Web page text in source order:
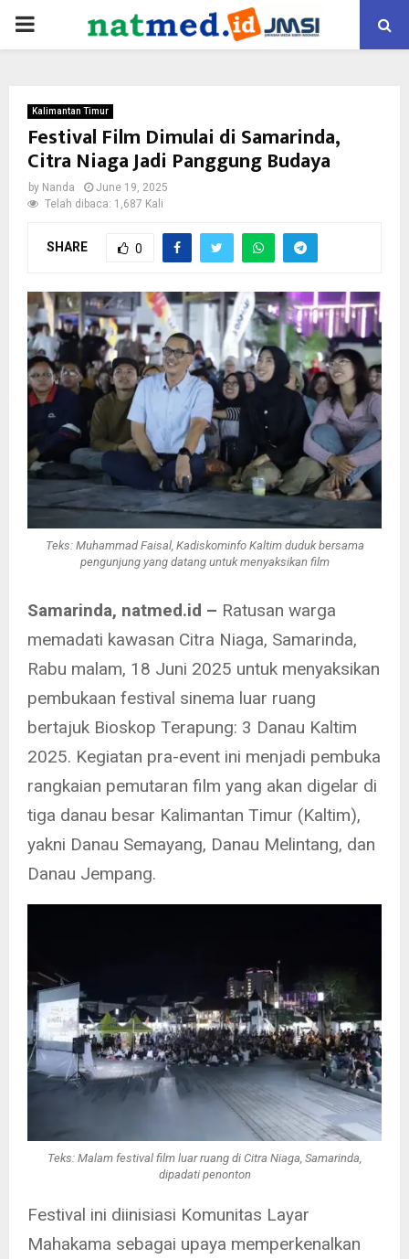
PRIMARY
Kalimantan Timur
Festival Film Dimulai di Samarinda,
Citra Niaga Jadi Panggung Budaya
by Nanda
June 19, 2025
Telah dibaca: 1,687 Kali
SHARE 0
Teks: Muhammad Faisal, Kadiskominfo Kaltim duduk bersama
pengunjung yang datang untuk menyaksikan film
Samarinda, natmed.id – Ratusan warga
memadati kawasan Citra Niaga, Samarinda,
Rabu malam, 18 Juni 2025 untuk menyaksikan
pembukaan festival sinema luar ruang
bertajuk Bioskop Terapung: 3 Danau Kaltim
2025. Kegiatan pra-event ini menjadi pembuka
rangkaian pemutaran film yang akan digelar di
tiga danau besar Kalimantan Timur (Kaltim),
yakni Danau Semayang, Danau Melintang, dan
Danau Jempang.
Teks: Malam festival film luar ruang di Citra Niaga, Samarinda,
dipadati penonton
Festival ini diinisiasi Komunitas Layar
Mahakama sebagai upaya memperkenalkan